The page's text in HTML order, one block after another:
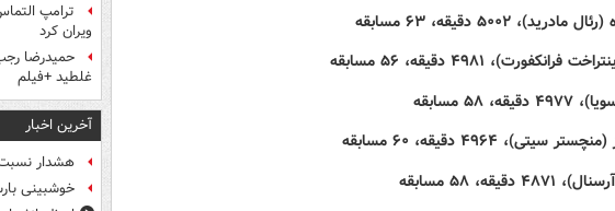
ترامپ
ویران کرد
حمیدرضا
غلطید +فیلم
آخرین اخبار
هشدار نسبت
خوشبینی